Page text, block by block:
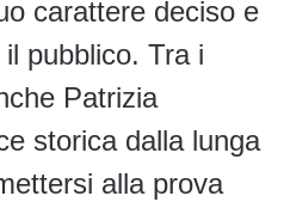
carattere deciso e
pubblico. Tra i
Patrizia
storica dalla lunga
alla prova